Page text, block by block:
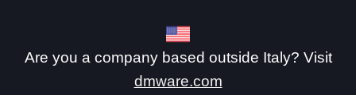
Are you a company based outside Italy? Visit
dmware.com